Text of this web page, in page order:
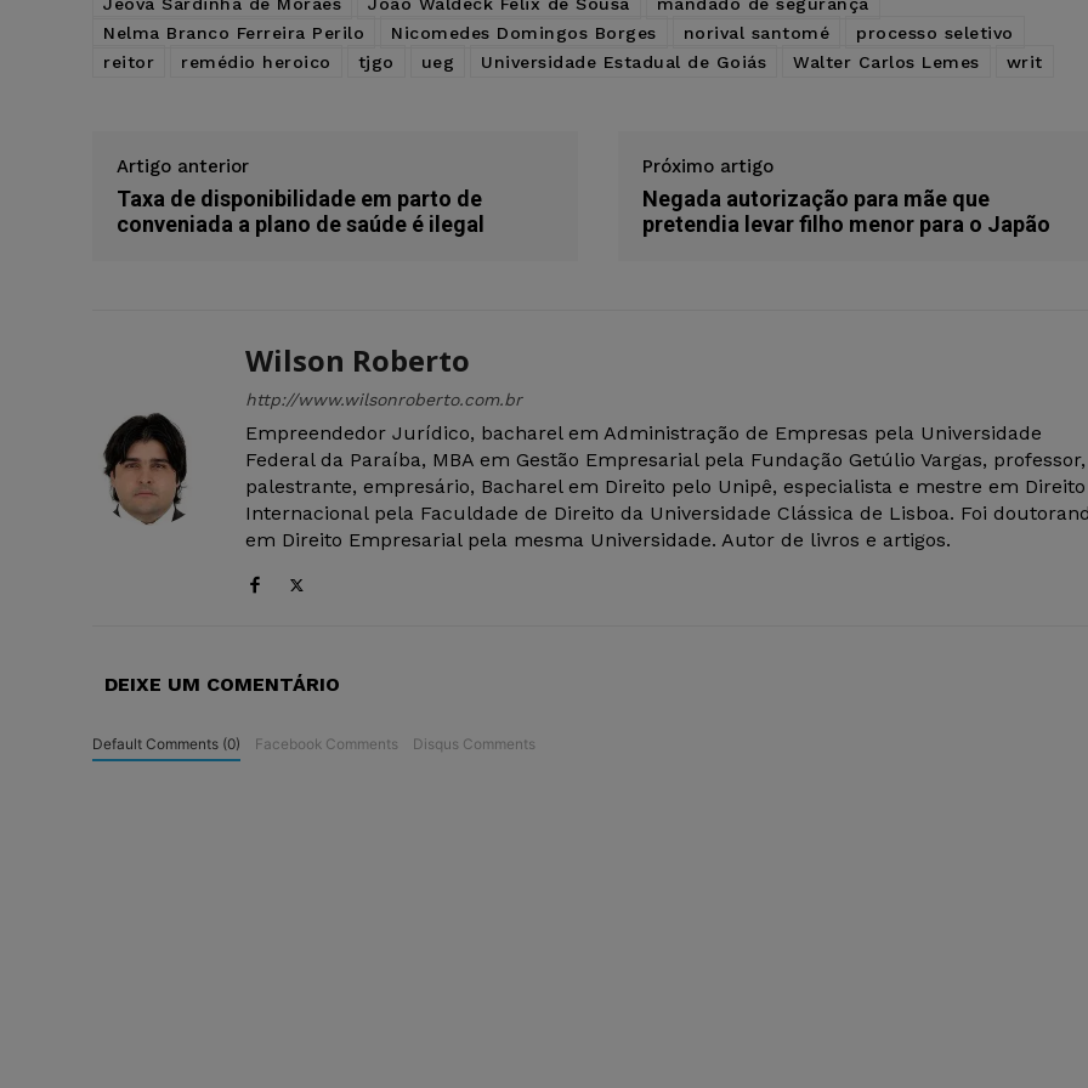
Jeová Sardinha de Moraes João Waldeck Félix de Sousa
mandado de segurança
Nelma Branco Ferreira Perilo
Nicomedes Domingos Borges norival santomé
processo seletivo
reitor
remédio heroico tjgo ueg Universidade Estadual de Goiás Walter Carlos Lemes writ
Artigo anterior
Taxa de disponibilidade em parto de
conveniada a plano de saúde é ilegal
Próximo artigo
Negada autorização para mãe que
pretendia levar filho menor para o Japão
Wilson Roberto
http://www.wilsonroberto.com.br
Empreendedor Jurídico, bacharel em Administração de Empresas pela Universidade
Federal da Paraíba, MBA em Gestão Empresarial pela Fundação Getúlio Vargas, professor,
palestrante, empresário, Bacharel em Direito pelo Unipê, especialista e mestre em Direito
Internacional pela Faculdade de Direito da Universidade Clássica de Lisboa. Foi
em Direito Empresarial pela mesma Universidade. Autor de livros e artigos.
DEIXE UM COMENTÁRIO
Default Comments (0) Facebook Comments Disqus Comments